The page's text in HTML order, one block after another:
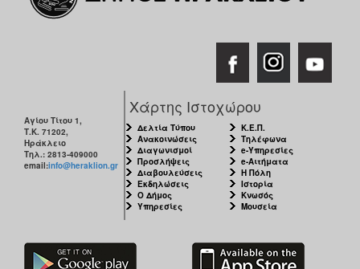
Αγίου Τίτου 1,
Τ.Κ. 71202,
Ηράκλειο
Τηλ.: 2813-409000
email:info@heraklion.gr
Χάρτης Ιστοχώρου
Δελτία Τύπου
Ανακοινώσεις
Διαγωνισμοί
Προσλήψεις
Διαβουλεύσεις
Εκδηλώσεις
Ο Δήμος
Υπηρεσίες
Κ.Ε.Π.
Τηλέφωνα
e-Υπηρεσίες
e-Αιτήματα
Η Πόλη
Ιστορία
Κνωσός
Μουσεία